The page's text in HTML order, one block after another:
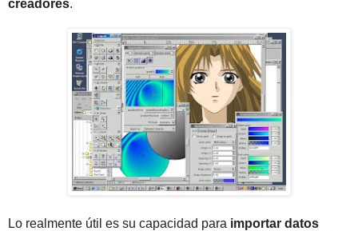
creadores.
Lo realmente útil es su capacidad para importar datos